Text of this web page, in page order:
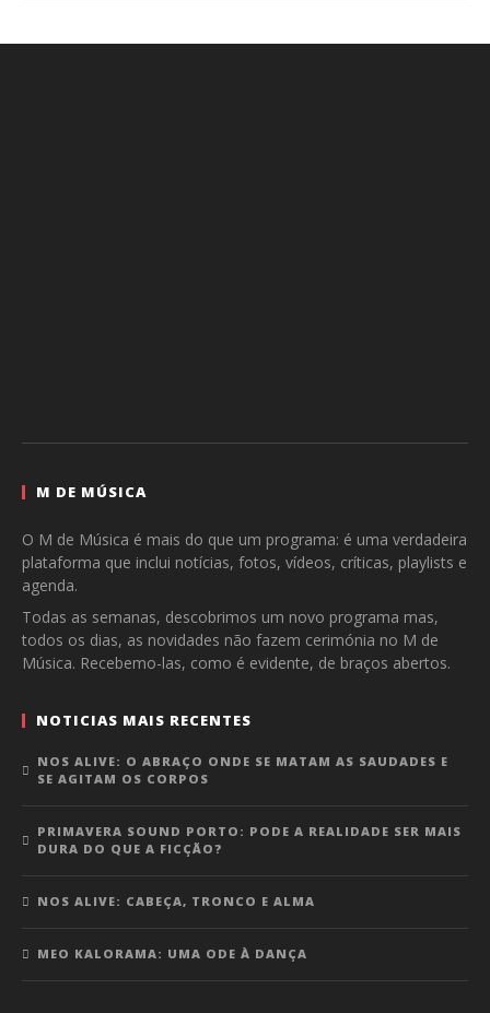
M DE MÚSICA
O M de Música é mais do que um programa: é uma verdadeira
plataforma que inclui notícias, fotos, vídeos, críticas, playlists e
agenda.
Todas as semanas, descobrimos um novo programa mas,
todos os dias, as novidades não fazem cerimónia no M de
Música. Recebemo-las, como é evidente, de braços abertos.
NOTICIAS MAIS RECENTES
NOS ALIVE: O ABRAÇO ONDE SE MATAM AS SAUDADES E
SE AGITAM OS CORPOS
PRIMAVERA SOUND PORTO: PODE A REALIDADE SER MAIS
DURA DO QUE A FICÇÃO?
NOS ALIVE: CABEÇA, TRONCO E ALMA
MEO KALORAMA: UMA ODE À DANÇA